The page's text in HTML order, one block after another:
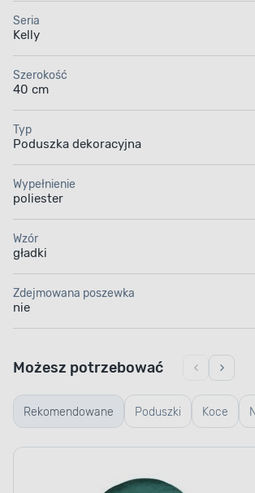
Seria
Kelly
Szerokość
40 cm
Typ
Poduszka dekoracyjna
Wypełnienie
poliester
Wzór
gładki
Zdejmowana poszewka
nie
Rekomendowane Poduszki
z tej
samej
Koce
Możesz potrzebować